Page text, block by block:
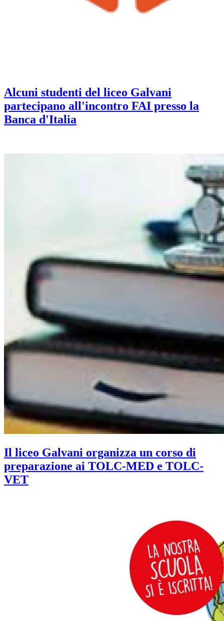
Alcuni studenti del liceo Galvani
partecipano all'incontro FAI presso la
Banca d'Italia
Il liceo Galvani organizza un corso di
preparazione ai TOLC-MED e TOLC-
VET